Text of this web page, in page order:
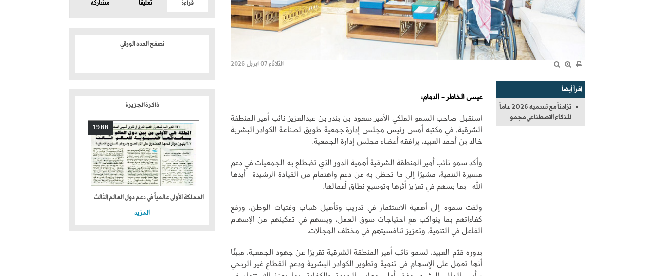
الثلاثاء 07 ابريل 2026
اقرأ أيضاً
تزامناً مع تسمية 2026 عاماً
للذكاء الاصطناعي مجمو
عيسى الخاطر - الدمام:
استقبل صاحب السمو الملكي الأمير سعود بن بندر بن عبدالعزيز نائب أمير المنطقة
الشرقية، في مكتبه أمس رئيس مجلس إدارة جمعية طويق لصناعة الكوادر البشرية
خالد بن أحمد العبيد، يرافقه أعضاء مجلس إدارة الجمعية.
وأكد سمو نائب أمير المنطقة الشرقية أهمية الدور الذي تضطلع به الجمعيات في دعم
مسيرة التنمية، مشيرًا إلى ما تحظى به من دعم واهتمام من القيادة الرشيدة -أيدها
الله- بما يسهم في تعزيز أثرها وتوسيع نطاق أعمالها.
ولفت سموه إلى أهمية الاستثمار في تدريب وتأهيل شباب وفتيات الوطن، ورفع
كفاءاتهم بما يتواكب مع احتياجات سوق العمل، ويسهم في تمكينهم من الإسهام
الفاعل في التنمية، وتعزيز تنافسيتهم في مختلف المجالات.
بدوره قدّم العبيد، لسمو نائب أمير المنطقة الشرقية تقريرًا عن جهود الجمعية، مبينًا
أنها تعمل على الإسهام في تنمية وتطوير الكوادر البشرية ودعم القطاع غير الربحي
قراءة تعليقا مشاركة
تصفح العدد الورقي
ذاكرة الجزيرة
1988
المملكة الأولى عالمياً في دعم دول العالم الثالث
المزيد